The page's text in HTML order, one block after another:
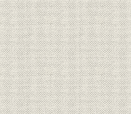
第4節 宅地造成事業の本格化
第5節 浚渫埋立事業の本格化
第6節 資金調達と業績
第4章 住宅事業への進出と総合デベロ
第1節 住宅産業の成長と環境問題
第2節 新規事業への着手と経営組